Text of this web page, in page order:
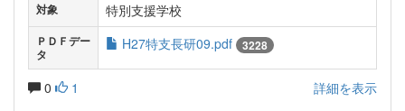
対象 特別支援学校
ＰＤＦデー
タ
H27特支長研09.pdf 3228
0 1 詳細を表示